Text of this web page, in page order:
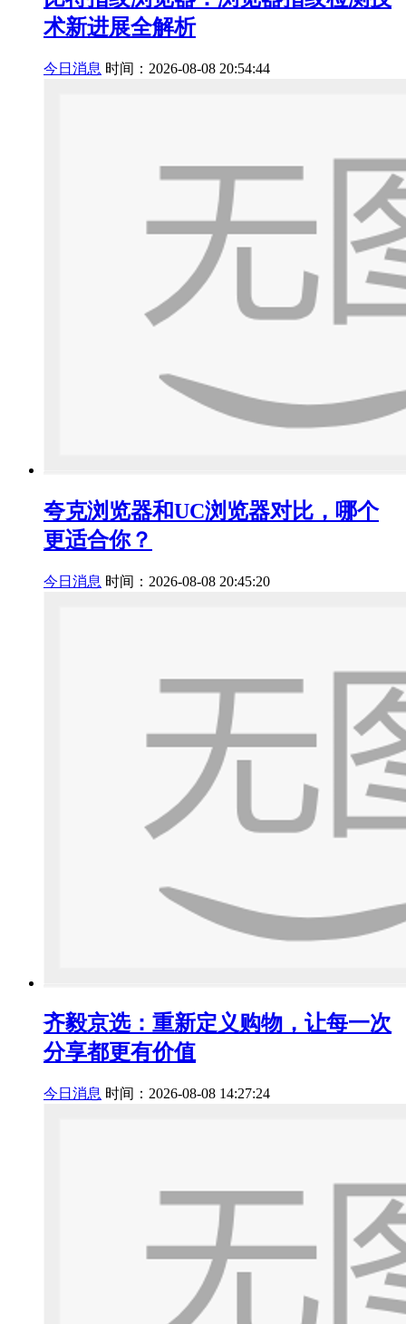
术新进展全解析
今日消息 时间：2026-08-08 20:54:44
夸克浏览器和UC浏览器对比，哪个
更适合你？
今日消息 时间：2026-08-08 20:45:20
齐毅京选：重新定义购物，让每一次
分享都更有价值
今日消息 时间：2026-08-08 14:27:24